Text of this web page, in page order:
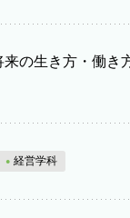
の生き方・働き
経営学科